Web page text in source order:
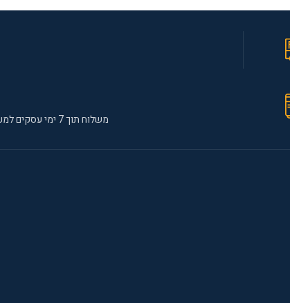
משלוח תוך 7 ימי עסקים למעט לאזורים מרוחקים ומחוץ לקו הירוק